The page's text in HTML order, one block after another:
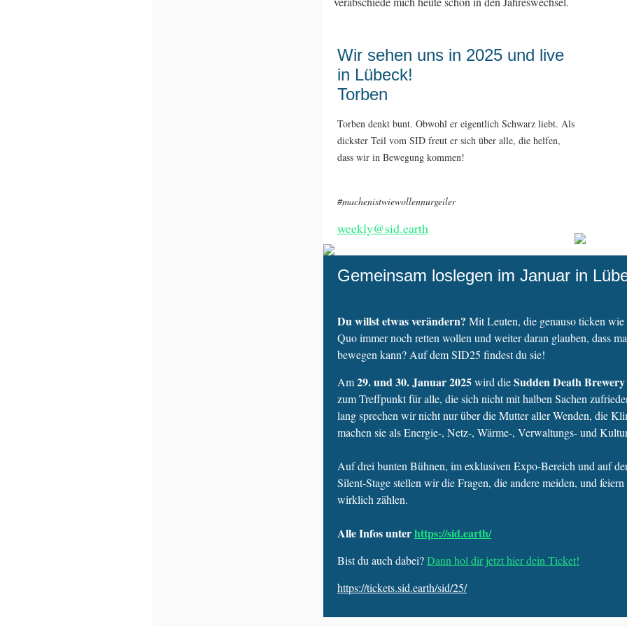
Wir sehen uns in 2025 und live
in Lübeck!
Torben
Torben denkt bunt. Obwohl er eigentlich Schwarz liebt. Als
dickster Teil vom SID freut er sich über alle, die helfen,
dass wir in Bewegung kommen!
#machenistwiewollennurgeiler
weekly@sid.earth
Gemeinsam loslegen im Januar in
Du willst etwas verändern? Mit Leuten, die genauso ticken wie
Quo immer noch retten wollen und weiter daran glauben, dass
bewegen kann? Auf dem SID25 findest du sie!
Am29. und 30. Januar 2025wird dieSudden Death Brewery
zum Treffpunkt für alle, die sich nicht mit halben Sachen
lang sprechen wir nicht nur über die Mutter aller Wenden, die
machen sie als Energie-, Netz-, Wärme-, Verwaltungs- und
Auf drei bunten Bühnen, im exklusiven Expo-Bereich und auf
Silent-Stage stellen wir die Fragen, die andere meiden, und
wirklich zählen.
Alle Infos unterhttps://sid.earth/
Bist du auch dabei?Dann hol dir jetzt hier dein Ticket!
https://tickets.sid.earth/sid/25/